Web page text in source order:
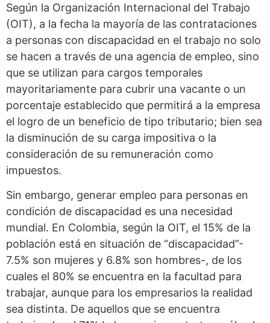
Según la Organización Internacional del Trabajo
(OIT), a la fecha la mayoría de las contrataciones
a personas con discapacidad en el trabajo no solo
se hacen a través de una agencia de empleo, sino
que se utilizan para cargos temporales
mayoritariamente para cubrir una vacante o un
porcentaje establecido que permitirá a la empresa
el logro de un beneficio de tipo tributario; bien sea
la disminución de su carga impositiva o la
consideración de su remuneración como
impuestos.
Sin embargo, generar empleo para personas en
condición de discapacidad es una necesidad
mundial. En Colombia, según la OIT, el 15% de la
población está en situación de “discapacidad”-
7.5% son mujeres y 6.8% son hombres-, de los
cuales el 80% se encuentra en la facultad para
trabajar, aunque para los empresarios la realidad
sea distinta. De aquellos que se encuentra